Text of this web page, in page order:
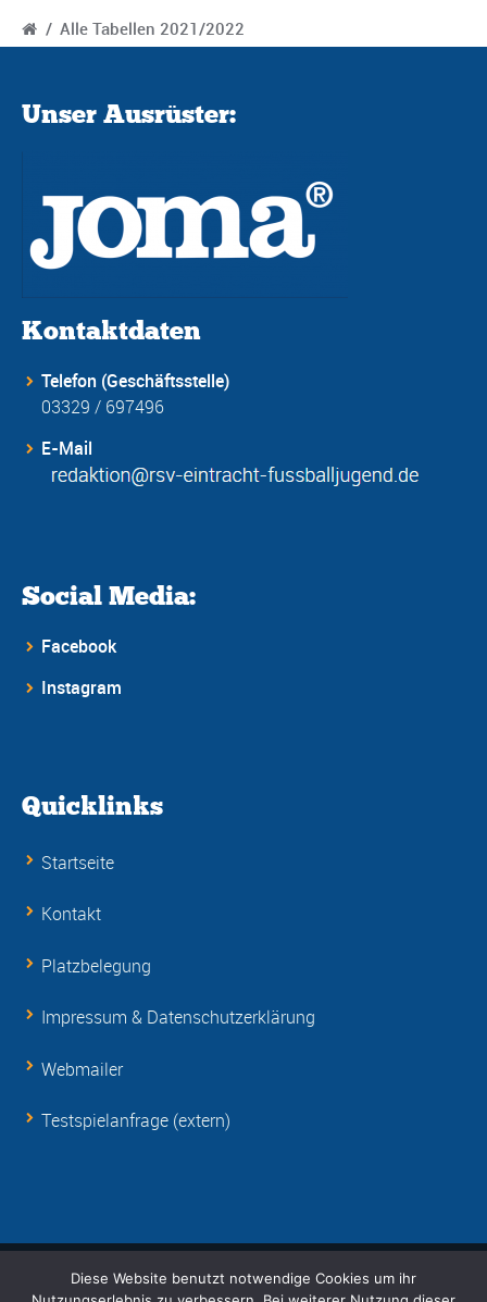
/ Alle Tabellen 2021/2022
Unser Ausrüster:
Kontaktdaten
Telefon (Geschäftsstelle)
03329 / 697496
E-Mail
Social Media:
Facebook
Instagram
Quicklinks
Startseite
Kontakt
Platzbelegung
Impressum & Datenschutzerklärung
Webmailer
Testspielanfrage (extern)
© Copyright 2001-2026 RSV Eintracht 1949 e.V.
Diese Website benutzt notwendige Cookies um ihr